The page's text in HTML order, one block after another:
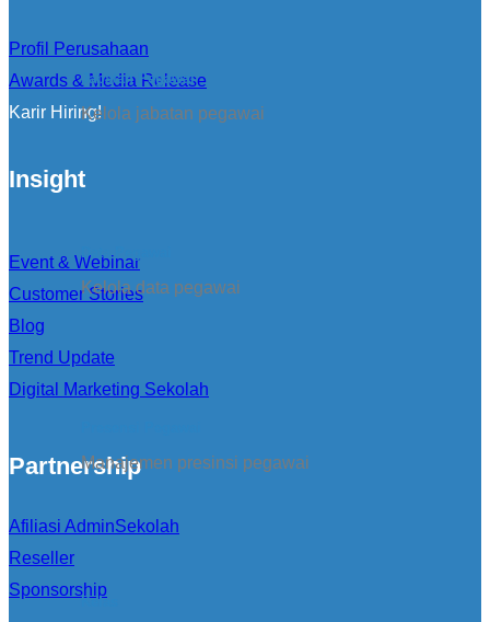
Jabatan Pegawai
Kelola jabatan pegawai
Data Pegawai
Kelola data pegawai
Manajemen presinsi pegawai
Kelas
Profil Perusahaan
Awards & Media Release
Karir Hiring!
Insight
Event & Webinar
Customer Stories
Blog
Trend Update
Digital Marketing Sekolah
Partnership
Afiliasi AdminSekolah
Reseller
Sponsorship